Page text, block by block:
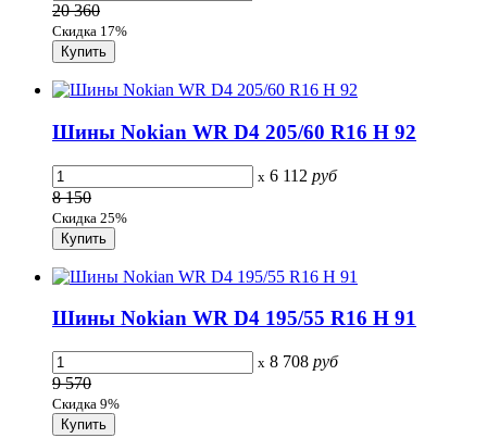
20 360
Скидка 17%
Шины Nokian WR D4 205/60 R16 H 92
x 6 112 руб
8 150
Скидка 25%
Шины Nokian WR D4 195/55 R16 H 91
x 8 708 руб
9 570
Скидка 9%